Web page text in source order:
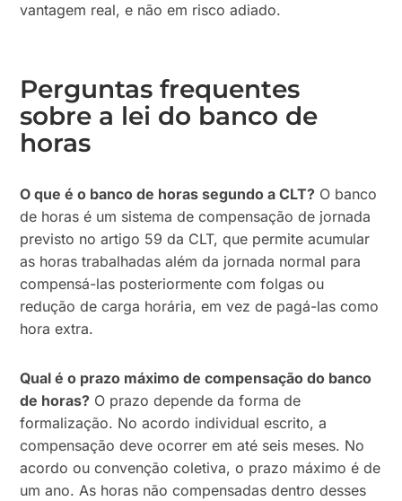
vantagem real, e não em risco adiado.
Perguntas frequentes
sobre a lei do banco de
horas
O que é o banco de horas segundo a CLT? O banco
de horas é um sistema de compensação de jornada
previsto no artigo 59 da CLT, que permite acumular
as horas trabalhadas além da jornada normal para
compensá-las posteriormente com folgas ou
redução de carga horária, em vez de pagá-las como
hora extra.
Qual é o prazo máximo de compensação do banco
de horas? O prazo depende da forma de
formalização. No acordo individual escrito, a
compensação deve ocorrer em até seis meses. No
acordo ou convenção coletiva, o prazo máximo é de
um ano. As horas não compensadas dentro desses